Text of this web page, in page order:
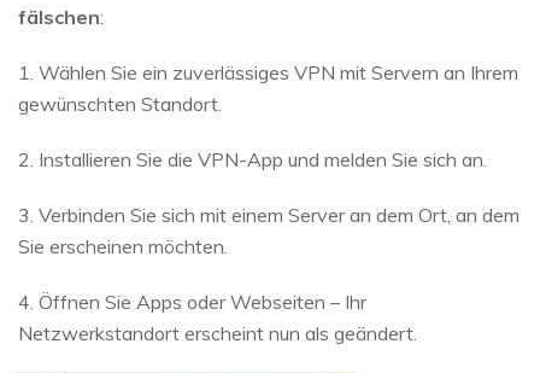
fälschen:
1. Wählen Sie ein zuverlässiges VPN mit Servern an Ihrem
gewünschten Standort.
2. Installieren Sie die VPN-App und melden Sie sich an.
3. Verbinden Sie sich mit einem Server an dem Ort, an dem
Sie erscheinen möchten.
4. Öffnen Sie Apps oder Webseiten – Ihr
Netzwerkstandort erscheint nun als geändert.